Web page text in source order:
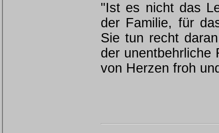
"Ist es nicht das
der Familie, für
Sie tun recht
der unentbehrliche
von Herzen froh